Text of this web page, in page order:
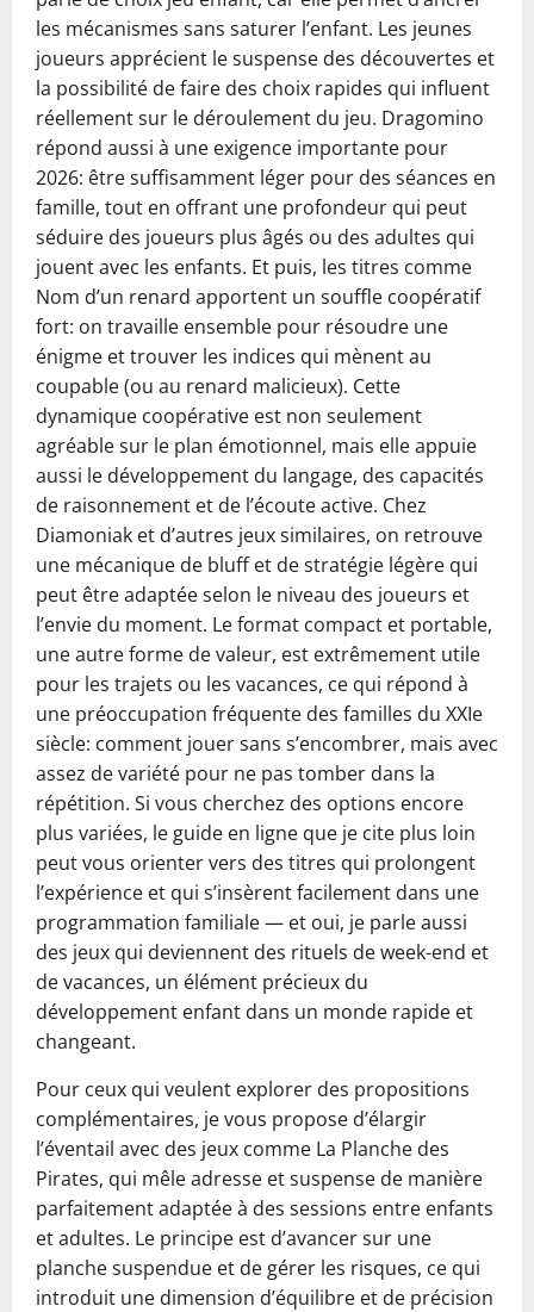
les mécanismes sans saturer l’enfant. Les jeunes
joueurs apprécient le suspense des découvertes et
la possibilité de faire des choix rapides qui influent
réellement sur le déroulement du jeu. Dragomino
répond aussi à une exigence importante pour
2026: être suffisamment léger pour des séances en
famille, tout en offrant une profondeur qui peut
séduire des joueurs plus âgés ou des adultes qui
jouent avec les enfants. Et puis, les titres comme
Nom d’un renard apportent un souffle coopératif
fort: on travaille ensemble pour résoudre une
énigme et trouver les indices qui mènent au
coupable (ou au renard malicieux). Cette
dynamique coopérative est non seulement
agréable sur le plan émotionnel, mais elle appuie
aussi le développement du langage, des capacités
de raisonnement et de l’écoute active. Chez
Diamoniak et d’autres jeux similaires, on retrouve
une mécanique de bluff et de stratégie légère qui
peut être adaptée selon le niveau des joueurs et
l’envie du moment. Le format compact et portable,
une autre forme de valeur, est extrêmement utile
pour les trajets ou les vacances, ce qui répond à
une préoccupation fréquente des familles du XXIe
siècle: comment jouer sans s’encombrer, mais avec
assez de variété pour ne pas tomber dans la
répétition. Si vous cherchez des options encore
plus variées, le guide en ligne que je cite plus loin
peut vous orienter vers des titres qui prolongent
l’expérience et qui s’insèrent facilement dans une
programmation familiale — et oui, je parle aussi
des jeux qui deviennent des rituels de week-end et
de vacances, un élément précieux du
développement enfant dans un monde rapide et
changeant.
Pour ceux qui veulent explorer des propositions
complémentaires, je vous propose d’élargir
l’éventail avec des jeux comme La Planche des
Pirates, qui mêle adresse et suspense de manière
parfaitement adaptée à des sessions entre enfants
et adultes. Le principe est d’avancer sur une
planche suspendue et de gérer les risques, ce qui
introduit une dimension d’équilibre et de précision